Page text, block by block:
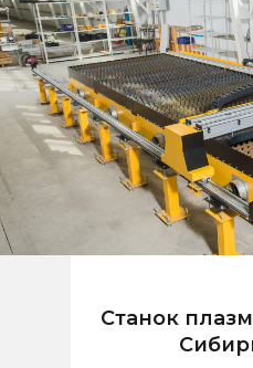
Станок